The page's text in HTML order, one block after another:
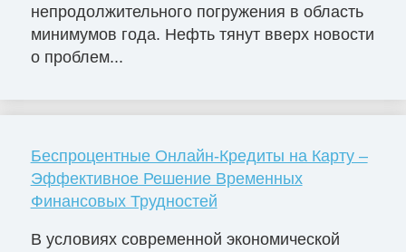
непродолжительного погружения в область
минимумов года. Нефть тянут вверх новости
о проблем...
Беспроцентные Онлайн-Кредиты на Карту –
Эффективное Решение Временных
Финансовых Трудностей
В условиях современной экономической